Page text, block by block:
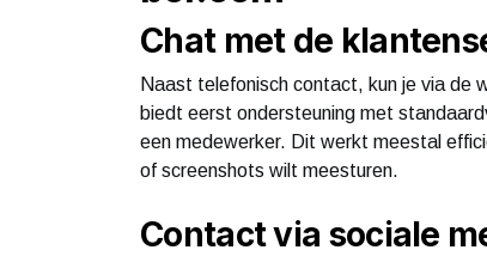
Chat met de
Naast telefonisch contact, kun je via de
biedt eerst ondersteuning met
een medewerker. Dit werkt meestal
of screenshots wilt meesturen.
Contact via sociale